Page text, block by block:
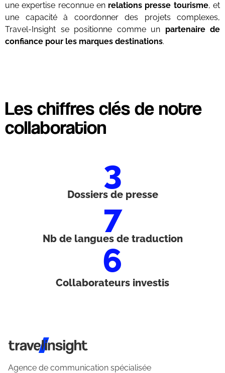
une expertise reconnue en relations presse tourisme, et
une capacité à coordonner des projets complexes,
Travel-Insight se positionne comme un partenaire de
confiance pour les marques destinations.
Les chiffres clés de notre
collaboration
3
Dossiers de presse
7
Nb de langues de traduction
6
Collaborateurs investis
Travel Insight
Agence de communication spécialisée